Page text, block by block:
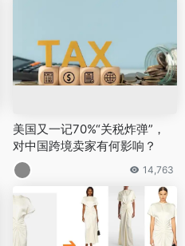
美国又一记70%“关税炸弹”，
对中国跨境卖家有何影响？
14,763